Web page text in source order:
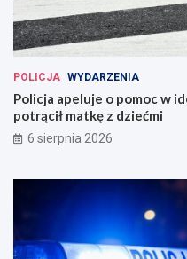
POLICJA WYDARZENIA
Policja apeluje o pomoc w
potrącił matkę z dziećmi
6 sierpnia 2026